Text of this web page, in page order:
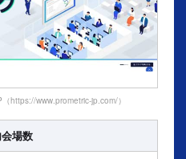
https://www.prometric-jp.com/）
場数